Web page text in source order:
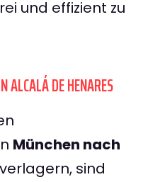
und effizient zu
ALCALÁ DE HENARES
München nach
sind